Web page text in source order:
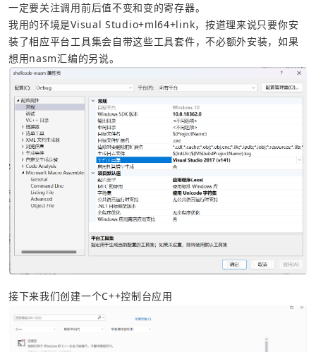
一定要关注调用前后值不变和变的寄存器。
我用的环境是Visual Studio+ml64+link，按道理来说只要你安
装了相应平台工具集会自带这些工具套件，不必额外安装，如果
想用nasm汇编的另说。
接下来我们创建一个C++控制台应用